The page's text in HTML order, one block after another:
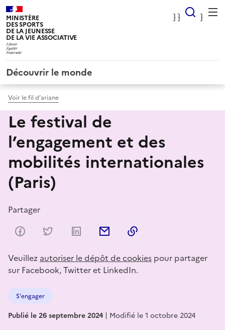
MINISTÈRE
DES SPORTS
DE LA JEUNESSE
DE LA VIE ASSOCIATIVE
} } }
}
Découvrir le monde
Voir le fil d’ariane
Le festival de
l’engagement et des
mobilités internationales
(Paris)
Partager
Partager sur Facebook
Partager sur Twitter
Partager sur LinkedIn
Partager par email
Veuillez autoriser le dépôt de cookies pour partager
sur Facebook, Twitter et LinkedIn.
S'engager
Publié le 26 septembre 2024 | Modifié le 1 octobre 2024
Panneau de gestion des cookies